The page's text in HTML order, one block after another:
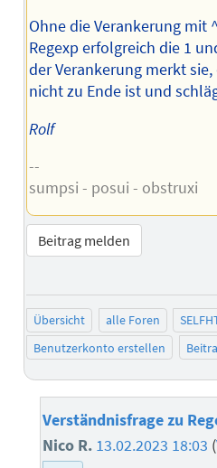
Ohne die Verankerung mit
Regexp erfolgreich die 1
der Verankerung merkt
nicht zu Ende ist und
Rolf
--
sumpsi - posui - obstruxi
Beitrag melden
Übersicht alle Foren
Benutzerkonto erstellen
Verständnisfrage zu
Nico R. 13.02.2023 18:03 (